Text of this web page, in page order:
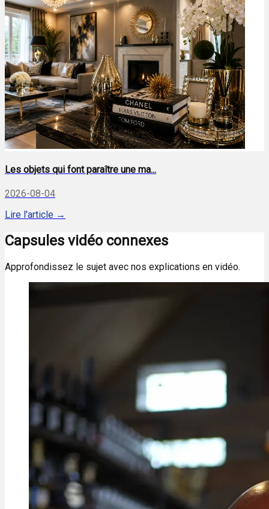
Les objets qui font paraître une ma...
2026-08-04
Lire l'article →
Capsules vidéo connexes
Approfondissez le sujet avec nos explications en vidéo.